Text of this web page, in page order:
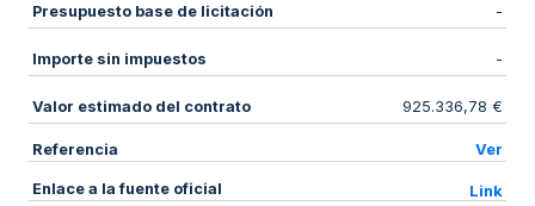
Presupuesto base de licitación -
Importe sin impuestos -
Valor estimado del contrato 925.336,78 €
Referencia Ver
Enlace a la fuente oficial Link